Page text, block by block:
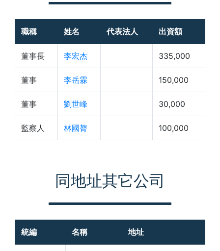
職稱 姓名 代表法人 出資額
董事長 李宏杰 335,000
董事 李岳霖 150,000
董事 劉世峰 30,000
監察人 林國膂 100,000
同地址其它公司
統編 名稱 地址